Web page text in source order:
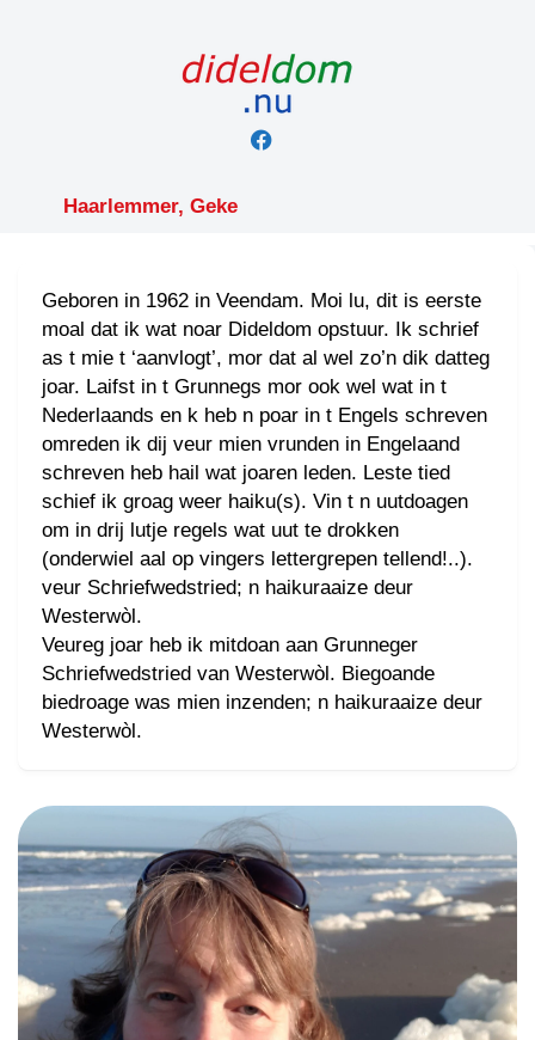
Haarlemmer, Geke
Geboren in 1962 in Veendam. Moi lu, dit is eerste
moal dat ik wat noar Dideldom opstuur. Ik schrief
as t mie t ‘aanvlogt’, mor dat al wel zo’n dik datteg
joar. Laifst in t Grunnegs mor ook wel wat in t
Nederlaands en k heb n poar in t Engels schreven
omreden ik dij veur mien vrunden in Engelaand
schreven heb hail wat joaren leden. Leste tied
schief ik groag weer haiku(s). Vin t n uutdoagen
om in drij lutje regels wat uut te drokken
(onderwiel aal op vingers lettergrepen tellend!..).
veur Schriefwedstried; n haikuraaize deur
Westerwòl.
Veureg joar heb ik mitdoan aan Grunneger
Schriefwedstried van Westerwòl. Biegoande
biedroage was mien inzenden; n haikuraaize deur
Westerwòl.